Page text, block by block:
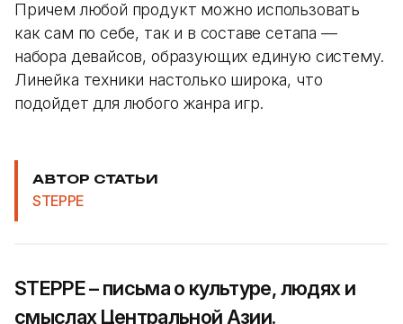
Причем любой продукт можно использовать
как сам по себе, так и в составе сетапа —
набора девайсов, образующих единую систему.
Линейка техники настолько широка, что
подойдет для любого жанра игр.
АВТОР СТАТЬИ
STEPPE
STEPPE – письма о культуре, людях и
смыслах Центральной Азии.